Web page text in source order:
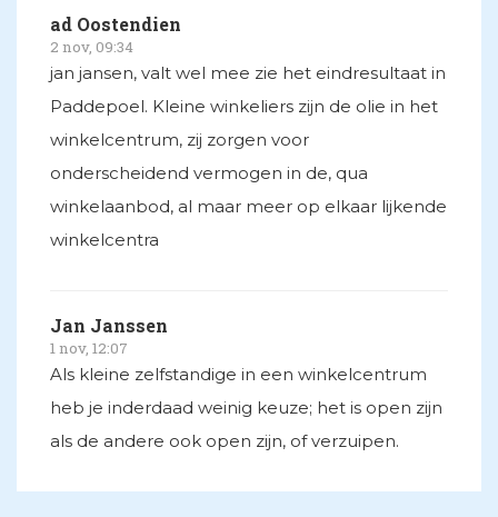
ad Oostendien
2 nov, 09:34
jan jansen, valt wel mee zie het eindresultaat in
Paddepoel. Kleine winkeliers zijn de olie in het
winkelcentrum, zij zorgen voor
onderscheidend vermogen in de, qua
winkelaanbod, al maar meer op elkaar lijkende
winkelcentra
Jan Janssen
1 nov, 12:07
Als kleine zelfstandige in een winkelcentrum
heb je inderdaad weinig keuze; het is open zijn
als de andere ook open zijn, of verzuipen.